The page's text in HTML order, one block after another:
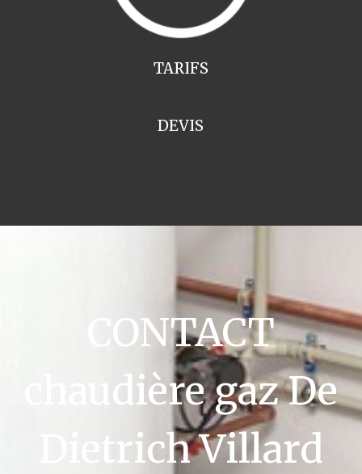
TARIFS
DEVIS
CONTACT
chaudière gaz De
Dietrich Villard